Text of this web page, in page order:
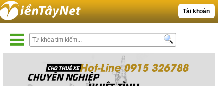
Tài khoản